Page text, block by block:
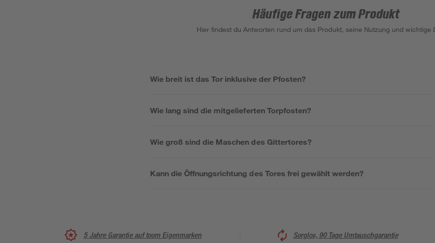
Häufige Fragen zum Produkt
Hier findest du Antworten rund um das Produkt, seine Nutzung und wichtige
Wie breit ist das Tor inklusive der Pfosten?
Wie lang sind die mitgelieferten Torpfosten?
Wie groß sind die Maschen des Gittertores?
Kann die Öffnungsrichtung des Tores frei gewählt werden?
5 Jahre Garantie auf toom Eigenmarken Sorglos, 90 Tage Umtauschgarantie